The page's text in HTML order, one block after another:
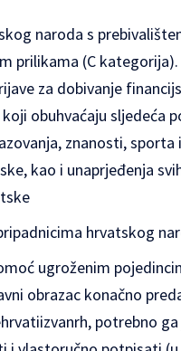
naroda s
prilikama (C kategorija).
za dobivanje
obuhvaćaju sljedeća
znanosti,
kao i unaprjeđenja
hrvatskog
ugroženim
obrazac konačno
, potrebno